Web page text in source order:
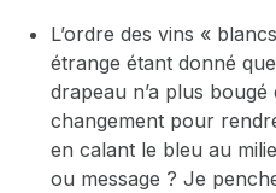
L’ordre des vins «
étrange étant donné
drapeau n’a plus bougé
changement pour
en calant le bleu au
ou message ? Je